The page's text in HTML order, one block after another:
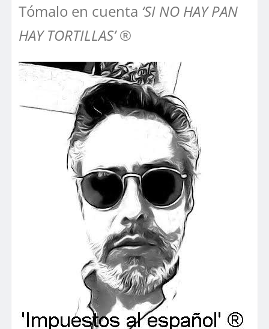
Tómalo en cuenta ‘SI NO HAY PAN
HAY TORTILLAS’ ®